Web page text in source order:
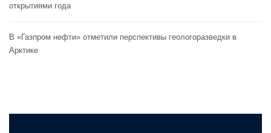
открытиями года
В «Газпром нефти» отметили перспективы геологоразведки в
Арктике